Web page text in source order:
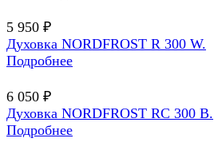
5 950 ₽
Духовка NORDFROST R 300 W.
Подробнее
6 050 ₽
Духовка NORDFROST RC 300 B.
Подробнее